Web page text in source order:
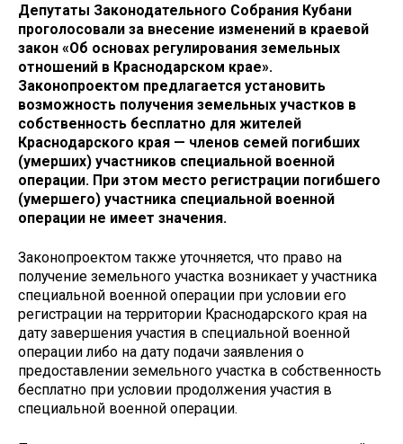
Депутаты Законодательного Собрания Кубани
проголосовали за внесение изменений в краевой
закон «Об основах регулирования земельных
отношений в Краснодарском крае».
Законопроектом предлагается установить
возможность получения земельных участков в
собственность бесплатно для жителей
Краснодарского края — членов семей погибших
(умерших) участников специальной военной
операции. При этом место регистрации погибшего
(умершего) участника специальной военной
операции не имеет значения.
Законопроектом также уточняется, что право на
получение земельного участка возникает у участника
специальной военной операции при условии его
регистрации на территории Краснодарского края на
дату завершения участия в специальной военной
операции либо на дату подачи заявления о
предоставлении земельного участка в собственность
бесплатно при условии продолжения участия в
специальной военной операции.